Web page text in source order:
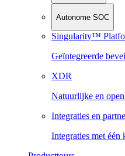
Autonome SOC
Singularity™
Geïntegreerde
XDR
Natuurlijke en
Integraties en
Integraties met